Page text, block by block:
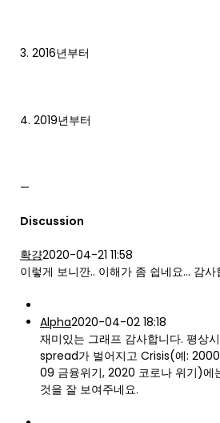
3. 2016년부터
4. 2019년부터
—
Discussion
확걍2020-04-21 11:58
이렇게 보니깐.. 이해가 좀 쉽네요… 감사
Alpha2020-04-02 18:18
재미있는 그래프 감사합니다. 평상
spread가 벌어지고 Crisis(예:
09 금융위기, 2020 코로나 위기)에
것을 잘 보여주네요.